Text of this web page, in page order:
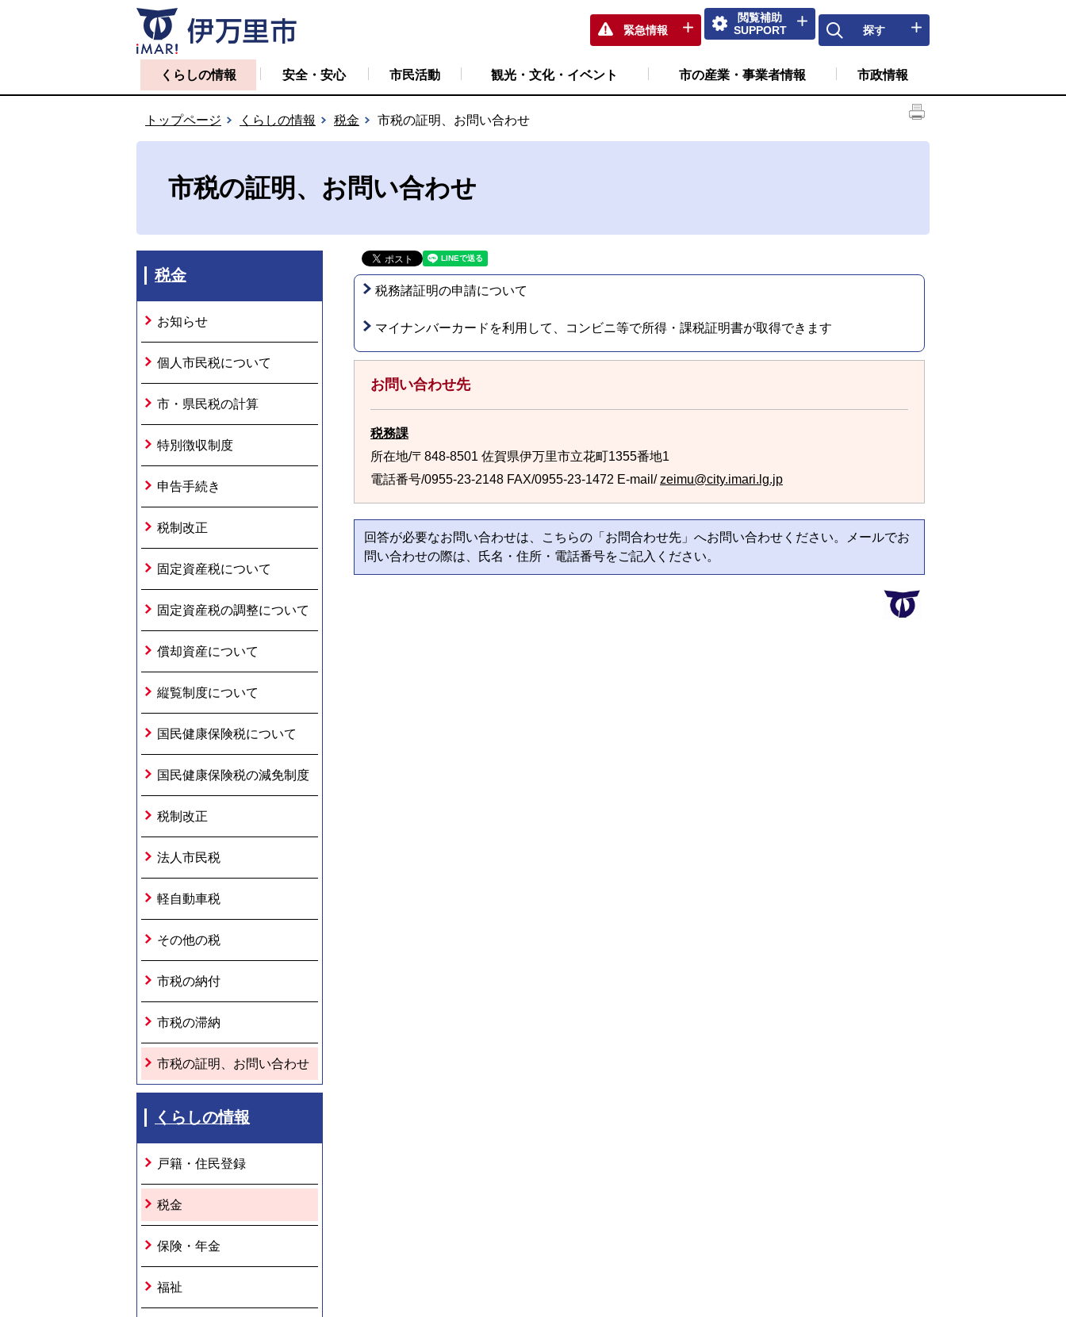
緊急情報
閲覧補助
SUPPORT
探す
くらしの情報 安全・安心 市民活動 観光・文化・イベント 市の産業・事業者情報 市政情報
トップページ くらしの情報 税金 市税の証明、お問い合わせ
市税の証明、お問い合わせ
税金
お知らせ
個人市民税について
市・県民税の計算
特別徴収制度
申告手続き
税制改正
固定資産税について
固定資産税の調整について
償却資産について
縦覧制度について
国民健康保険税について
国民健康保険税の減免制度
税制改正
法人市民税
軽自動車税
その他の税
市税の納付
市税の滞納
市税の証明、お問い合わせ
くらしの情報
戸籍・住民登録
税金
保険・年金
福祉
税務諸証明の申請について
マイナンバーカードを利用して、コンビニ等で所得・課税証明書が取得できます
お問い合わせ先
税務課
所在地/〒848-8501 佐賀県伊万里市立花町1355番地1
電話番号/0955-23-2148 FAX/0955-23-1472 E-mail/zeimu@city.imari.lg.jp
回答が必要なお問い合わせは、こちらの「お問合わせ先」へお問い合わせください。メールでお
問い合わせの際は、氏名・住所・電話番号をご記入ください。